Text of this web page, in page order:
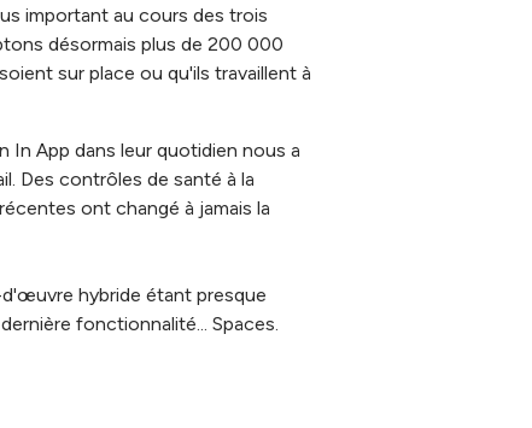
important au cours des trois
désormais plus de 200 000
sur place ou qu'ils travaillent à
In App dans leur quotidien nous a
Des contrôles de santé à la
ont changé à jamais la
hybride étant presque
fonctionnalité... Spaces.